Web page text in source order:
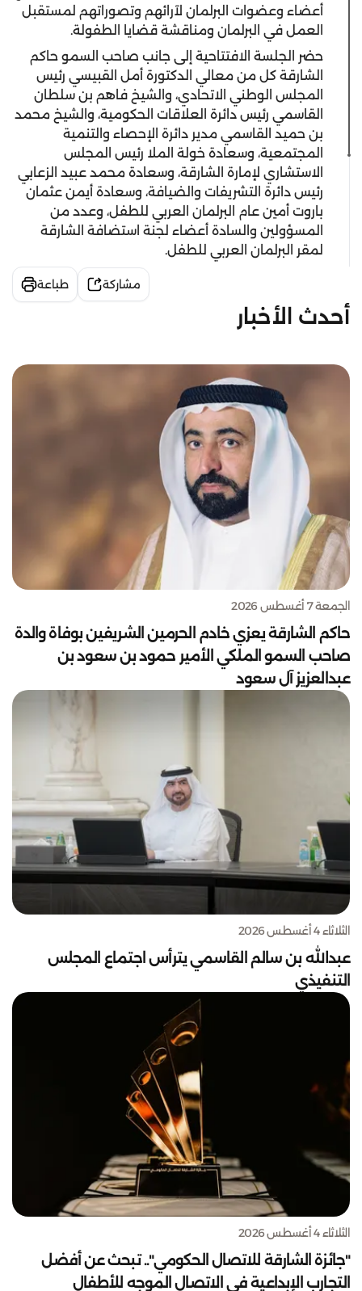
أعضاء وعضوات البرلمان لآرائهم وتصوراتهم لمستقبل
العمل في البرلمان ومناقشة قضايا الطفولة.
حضر الجلسة الافتتاحية إلى جانب صاحب السمو حاكم
الشارقة كل من معالي الدكتورة أمل القبيسي رئيس
المجلس الوطني الاتحادي، والشيخ فاهم بن سلطان
القاسمي رئيس دائرة العلاقات الحكومية، والشيخ محمد
بن حميد القاسمي مدير دائرة الإحصاء والتنمية
المجتمعية، وسعادة خولة الملا رئيس المجلس
الاستشاري لإمارة الشارقة، وسعادة محمد عبيد الزعابي
رئيس دائرة التشريفات والضيافة، وسعادة أيمن عثمان
باروت أمين عام البرلمان العربي للطفل، وعدد من
المسؤولين والسادة أعضاء لجنة استضافة الشارقة
لمقر البرلمان العربي للطفل.
مشاركة طباعة
أحدث الأخبار
الجمعة 7 أغسطس 2026
حاكم الشارقة يعزي خادم الحرمين الشريفين بوفاة والدة
صاحب السمو الملكي الأمير حمود بن سعود بن
عبدالعزيز آل سعود
الثلاثاء 4 أغسطس 2026
عبدالله بن سالم القاسمي يترأس اجتماع المجلس
التنفيذي
الثلاثاء 4 أغسطس 2026
"جائزة الشارقة للاتصال الحكومي".. تبحث عن أفضل
التجارب الإبداعية في الاتصال الموجه للأطفال